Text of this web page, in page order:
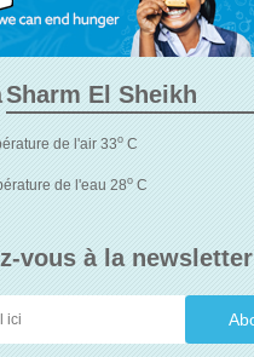
vous à la newsletter
de l'air 33o C
de l'eau 28o C